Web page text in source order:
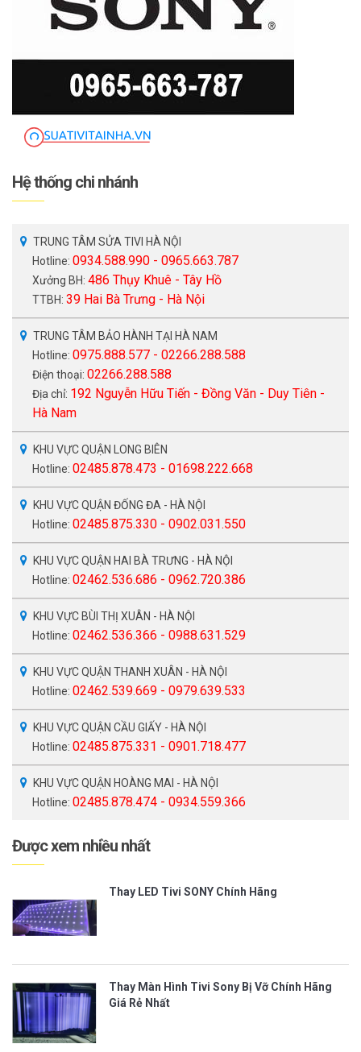
Hệ thống chi nhánh
TRUNG TÂM SỬA TIVI HÀ NỘI
Hotline: 0934.588.990 - 0965.663.787
Xưởng BH: 486 Thụy Khuê - Tây Hồ
TTBH: 39 Hai Bà Trưng - Hà Nội
TRUNG TÂM BẢO HÀNH TẠI HÀ NAM
Hotline: 0975.888.577 - 02266.288.588
Điện thoại: 02266.288.588
Địa chỉ: 192 Nguyễn Hữu Tiến - Đồng Văn - Duy Tiên -
Hà Nam
KHU VỰC QUẬN LONG BIÊN
Hotline: 02485.878.473 - 01698.222.668
KHU VỰC QUẬN ĐỐNG ĐA - HÀ NỘI
Hotline: 02485.875.330 - 0902.031.550
KHU VỰC QUẬN HAI BÀ TRƯNG - HÀ NỘI
Hotline: 02462.536.686 - 0962.720.386
KHU VỰC BÙI THỊ XUÂN - HÀ NỘI
Hotline: 02462.536.366 - 0988.631.529
KHU VỰC QUẬN THANH XUÂN - HÀ NỘI
Hotline: 02462.539.669 - 0979.639.533
KHU VỰC QUẬN CẦU GIẤY - HÀ NỘI
Hotline: 02485.875.331 - 0901.718.477
KHU VỰC QUẬN HOÀNG MAI - HÀ NỘI
Hotline: 02485.878.474 - 0934.559.366
Được xem nhiều nhất
Thay LED Tivi SONY Chính Hãng
Thay Màn Hình Tivi Sony Bị Vỡ Chính Hãng
Giá Rẻ Nhất